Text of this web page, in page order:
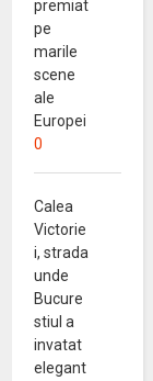
premiat
pe
marile
scene
ale
Europei
0
Calea
Victorie
i, strada
unde
Bucure
stiul a
invatat
elegant